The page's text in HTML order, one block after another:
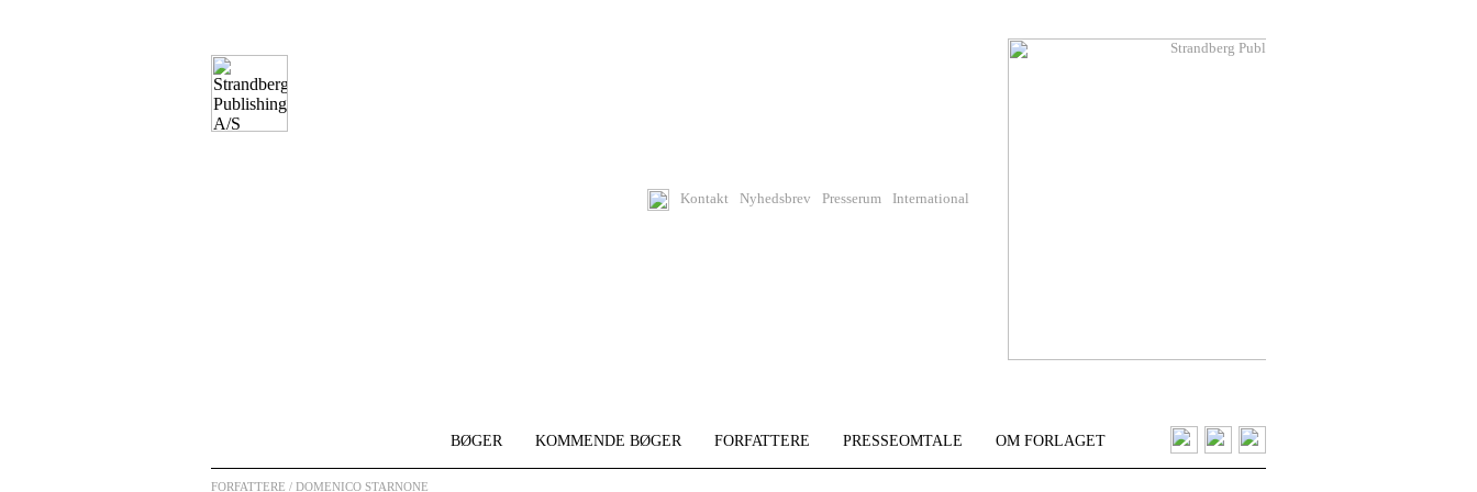
Kontakt Nyhedsbrev Presserum International
BØGER KOMMENDE BØGER FORFATTERE PRESSEOMTALE OM FORLAGET
FORFATTERE / DOMENICO STARNONE